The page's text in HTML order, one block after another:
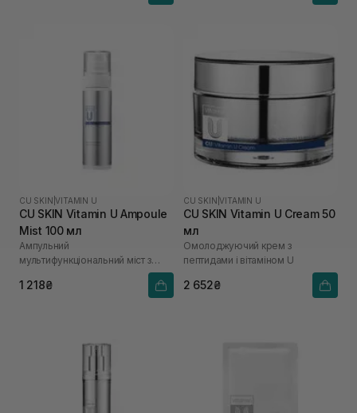
CU SKIN |VITAMIN U
CU SKIN Vitamin U Ampoule
Mist 100 мл
Ампульний
мультифункціональний міст з
1 218₴
CU SKIN |VITAMIN U
CU SKIN Vitamin U Cream 50
мл
Омолоджуючий крем з
пептидами і вітаміном U
2 652₴